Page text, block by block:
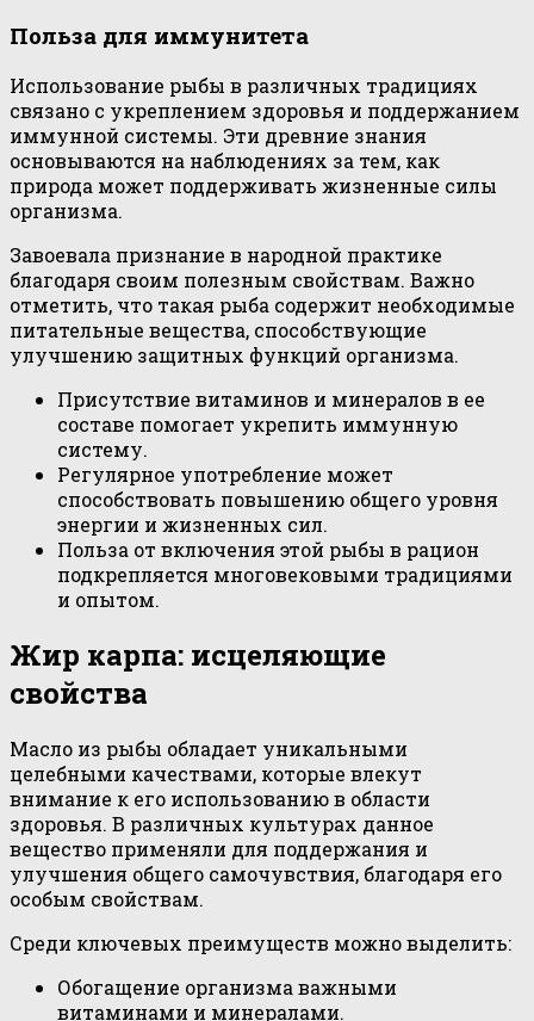
Польза для иммунитета
Использование рыбы в различных традициях
связано с укреплением здоровья и поддержанием
иммунной системы. Эти древние знания
основываются на наблюдениях за тем, как
природа может поддерживать жизненные силы
организма.
Завоевала признание в народной практике
благодаря своим полезным свойствам. Важно
отметить, что такая рыба содержит необходимые
питательные вещества, способствующие
улучшению защитных функций организма.
Присутствие витаминов и минералов в ее
составе помогает укрепить иммунную
систему.
Регулярное употребление может
способствовать повышению общего уровня
энергии и жизненных сил.
Польза от включения этой рыбы в рацион
подкрепляется многовековыми традициями
и опытом.
Жир карпа: исцеляющие
свойства
Масло из рыбы обладает уникальными
целебными качествами, которые влекут
внимание к его использованию в области
здоровья. В различных культурах данное
вещество применяли для поддержания и
улучшения общего самочувствия, благодаря его
особым свойствам.
Среди ключевых преимуществ можно выделить:
Обогащение организма важными
витаминами и минералами.